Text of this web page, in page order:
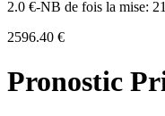
2.0 €-NB de fois la mise: 21
2596.40 €
Pronostic